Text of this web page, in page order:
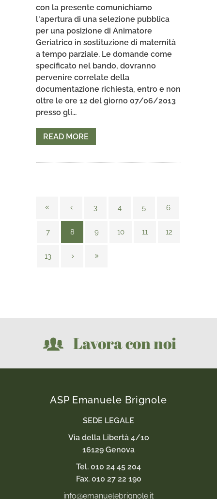
con la presente comunichiamo
l'apertura di una selezione pubblica
per una posizione di Animatore
Geriatrico in sostituzione di maternità
a tempo parziale. Le domande come
specificato nel bando, dovranno
pervenire correlate della
documentazione richiesta, entro e non
oltre le ore 12 del giorno 07/06/2013
presso gli...
READ MORE
3 4 5 6
7 8 9 10 11 12
13
Lavora con noi
ASP Emanuele Brignole
SEDE LEGALE
Via della Libertà 4/1o
16129 Genova
Tel. 010 24 45 204
Fax. 010 27 22 190
info@emanuelebrignole.it